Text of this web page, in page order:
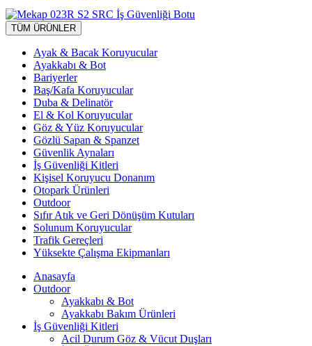
TÜM ÜRÜNLER
Ayak & Bacak Koruyucular
Ayakkabı & Bot
Bariyerler
Baş/Kafa Koruyucular
Duba & Delinatör
El & Kol Koruyucular
Göz & Yüz Koruyucular
Gözlü Sapan & Spanzet
Güvenlik Aynaları
İş Güvenliği Kitleri
Kişisel Koruyucu Donanım
Otopark Ürünleri
Outdoor
Sıfır Atık ve Geri Dönüşüm Kutuları
Solunum Koruyucular
Trafik Gereçleri
Yüksekte Çalışma Ekipmanları
Anasayfa
Outdoor
Ayakkabı & Bot
Ayakkabı Bakım Ürünleri
İş Güvenliği Kitleri
Acil Durum Göz & Vücut Duşları